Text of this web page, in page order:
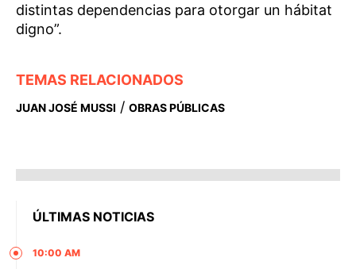
distintas dependencias para otorgar un hábitat
digno”.
TEMAS RELACIONADOS
JUAN JOSÉ MUSSI / OBRAS PÚBLICAS
ÚLTIMAS NOTICIAS
10:00 AM